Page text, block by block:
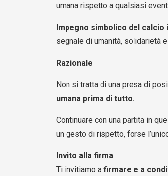
umana rispetto a qualsiasi
Impegno simbolico del calcio
segnale di umanità, solidarietà
Razionale
Non si tratta di una presa di
umana prima di tutto.
Continuare con una partita in
un gesto di rispetto, forse
Invito alla firma
Ti invitiamo a firmare e a